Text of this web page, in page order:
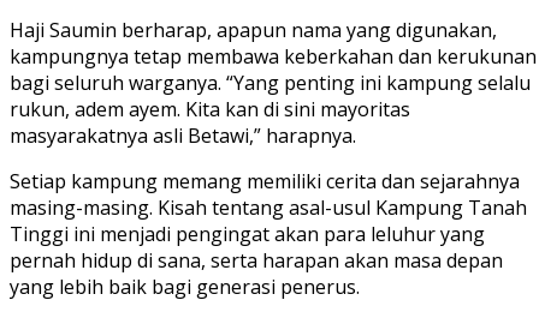
Haji Saumin berharap, apapun nama yang digunakan,
kampungnya tetap membawa keberkahan dan kerukunan
bagi seluruh warganya. “Yang penting ini kampung selalu
rukun, adem ayem. Kita kan di sini mayoritas
masyarakatnya asli Betawi,” harapnya.
Setiap kampung memang memiliki cerita dan sejarahnya
masing-masing. Kisah tentang asal-usul Kampung Tanah
Tinggi ini menjadi pengingat akan para leluhur yang
pernah hidup di sana, serta harapan akan masa depan
yang lebih baik bagi generasi penerus.